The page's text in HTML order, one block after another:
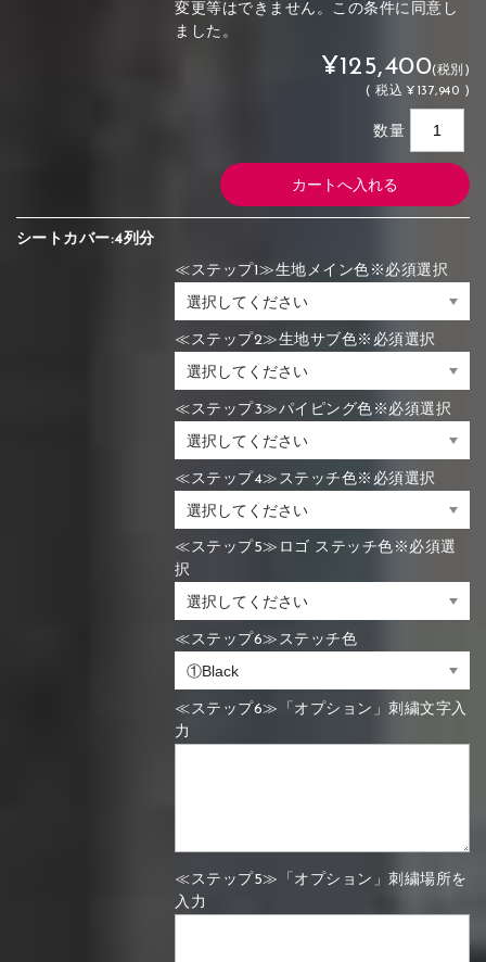
変更等はできません。この条件に同意し
ました。
¥125,400(税別)
(税込 ¥137,940 )
数量
シートカバー:4列分
≪ステップ1≫生地メイン色※必須選択
≪ステップ2≫生地サブ色※必須選択
≪ステップ3≫パイピング色※必須選択
≪ステップ4≫ステッチ色※必須選択
≪ステップ5≫ロゴ ステッチ色※必須選
択
≪ステップ6≫ステッチ色
≪ステップ6≫「オプション」刺繍文字入
力
≪ステップ5≫「オプション」刺繍場所を
入力